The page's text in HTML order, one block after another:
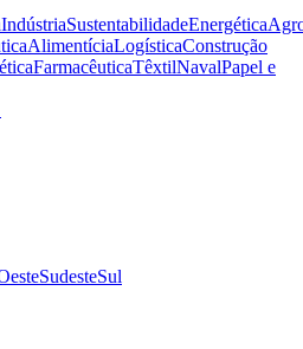
IndústriaSustentabilidadeEnergética
AlimentíciaLogísticaConstrução
FarmacêuticaTêxtilNavalPapel e
SudesteSul